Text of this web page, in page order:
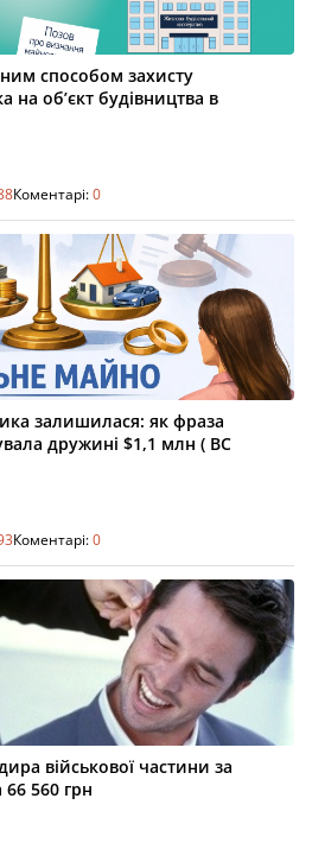
способом захисту
на об’єкт будівництва в
Коментарі:0
залишилася: як фраза
дружині $1,1 млн ( ВС
Коментарі:0
військової частини за
560 грн